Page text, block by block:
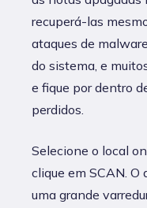
recuperá-las
ataques de
do sistema, e
e fique por dentro
perdidos.
Selecione o local
clique em SCAN.
uma grande